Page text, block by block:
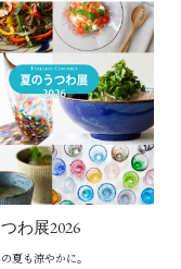
わ展2026
夏も涼やかに。